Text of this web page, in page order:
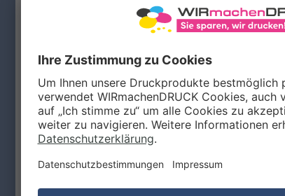
Laden Sie im Warenkorb oder nach
Unser Kreativteam gestaltet Druckdaten,
ZUSATZOPTIONEN
Qualitätskontrolle (von Experten empf.)